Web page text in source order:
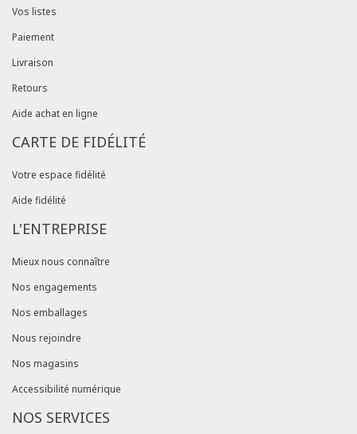
Vos listes
Paiement
Livraison
Retours
Aide achat en ligne
CARTE DE FIDÉLITÉ
Votre espace fidélité
Aide fidélité
L'ENTREPRISE
Mieux nous connaître
Nos engagements
Nos emballages
Nous rejoindre
Nos magasins
Accessibilité numérique
NOS SERVICES